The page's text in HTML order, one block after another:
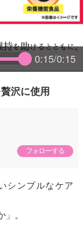
0:15/0:15
沢に使用
フォローする
シンプルなケア
」。